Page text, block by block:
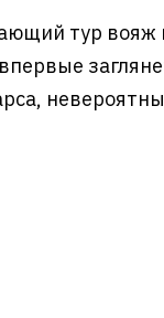
тур вояж